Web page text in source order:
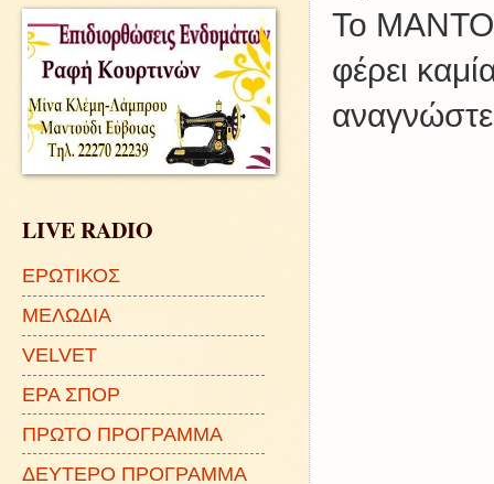
Το
φέρει
LIVE RADIO
ΕΡΩΤΙΚΟΣ
ΜΕΛΩΔΙΑ
VELVET
ΕΡΑ ΣΠΟΡ
ΠΡΩΤΟ ΠΡΟΓΡΑΜΜΑ
ΔΕΥΤΕΡΟ ΠΡΟΓΡΑΜΜΑ